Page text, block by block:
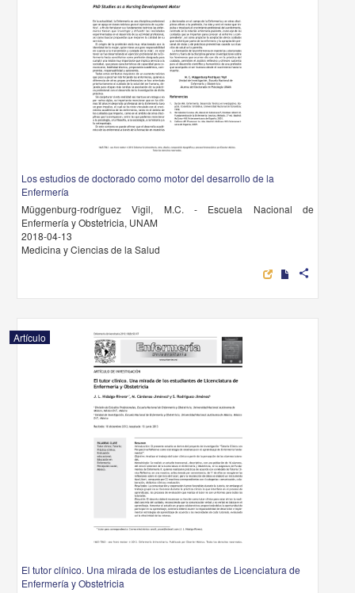
Los estudios de doctorado como motor del desarrollo de la
Enfermería
Müggenburg-rodríguez Vigil, M.C. - Escuela Nacional de
Enfermería y Obstetricia, UNAM
2018-04-13
Medicina y Ciencias de la Salud
share
Artículo
El tutor clínico. Una mirada de los estudiantes de Licenciatura de
Enfermería y Obstetricia